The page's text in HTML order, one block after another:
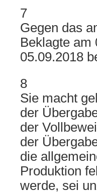
7
Gegen das
Beklagte am
05.09.2018
8
Sie macht
der
der
der
die
Produktion
werde, sei